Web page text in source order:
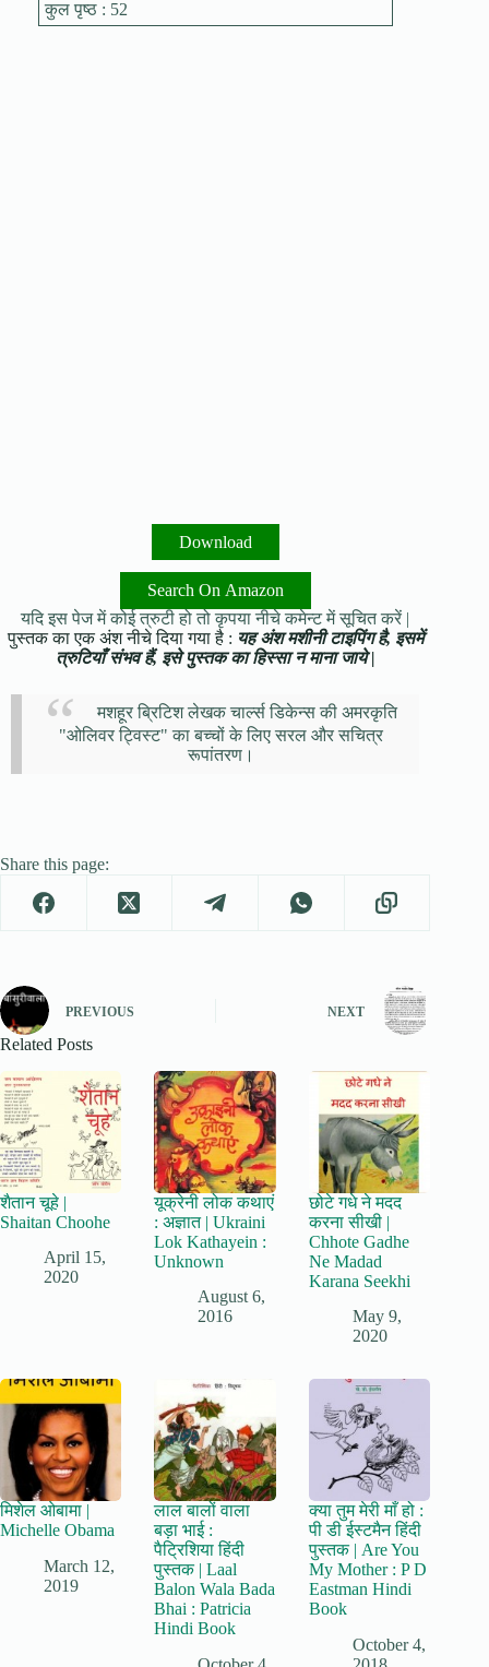
कुल पृष्ठ : 52
Download
Search On Amazon
यदि इस पेज में कोई त्रुटी हो तो कृपया नीचे कमेन्ट में सूचित करें |
पुस्तक का एक अंश नीचे दिया गया है : यह अंश मशीनी टाइपिंग है, इसमें
त्रुटियाँ संभव हैं, इसे पुस्तक का हिस्सा न माना जाये |
मशहूर ब्रिटिश लेखक चार्ल्स डिकेन्स की अमरकृति
"ओलिवर ट्विस्ट" का बच्चों के लिए सरल और सचित्र
रूपांतरण।
Share this page:
PREVIOUS NEXT
Related Posts
शैतान चूहे |
Shaitan Choohe
April 15,
2020
यूक्रेनी लोक कथाएं
: अज्ञात | Ukraini
Lok Kathayein :
Unknown
August 6,
2016
छोटे गधे ने मदद
करना सीखी |
Chhote Gadhe
Ne Madad
Karana Seekhi
May 9,
2020
मिशेल ओबामा |
Michelle Obama
March 12,
2019
लाल बालों वाला
बड़ा भाई :
पैट्रिशिया हिंदी
पुस्तक | Laal
Balon Wala Bada
Bhai : Patricia
Hindi Book
क्या तुम मेरी माँ हो :
पी डी ईस्टमैन हिंदी
पुस्तक | Are You
My Mother : P D
Eastman Hindi
Book
October 4,